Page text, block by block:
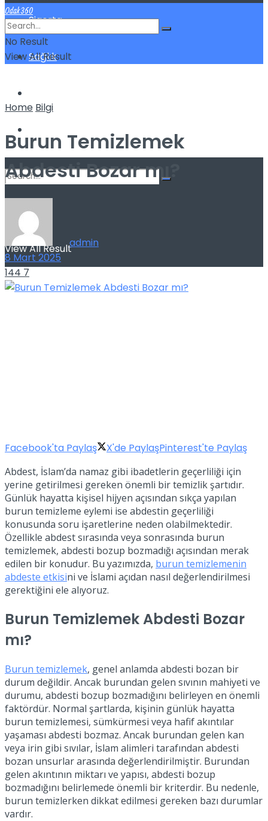
Sigorta
Sağlık
No Result
View All Result
Odak360
No Result
View All Result
Home Bilgi
Burun Temizlemek
Abdesti Bozar mı?
byadmin
8 Mart 2025
144 7
Facebook'ta Paylaş X'de PaylaşPinterest'te Paylaş
Abdest, İslam’da namaz gibi ibadetlerin geçerliliği için
yerine getirilmesi gereken önemli bir temizlik şartıdır.
Günlük hayatta kişisel hijyen açısından sıkça yapılan
burun temizleme eylemi ise abdestin geçerliliği
konusunda soru işaretlerine neden olabilmektedir.
Özellikle abdest sırasında veya sonrasında burun
temizlemek, abdesti bozup bozmadığı açısından merak
edilen bir konudur. Bu yazımızda, burun temizlemenin
abdeste etkisini ve İslami açıdan nasıl değerlendirilmesi
gerektiğini ele alıyoruz.
Burun Temizlemek Abdesti Bozar
mı?
Burun temizlemek, genel anlamda abdesti bozan bir
durum değildir. Ancak burundan gelen sıvının mahiyeti ve
durumu, abdesti bozup bozmadığını belirleyen en önemli
faktördür. Normal şartlarda, kişinin günlük hayatta
burun temizlemesi, sümkürmesi veya hafif akıntılar
yaşaması abdesti bozmaz. Ancak burundan gelen kan
veya irin gibi sıvılar, İslam alimleri tarafından abdesti
bozan unsurlar arasında değerlendirilmiştir. Burundan
gelen akıntının miktarı ve yapısı, abdesti bozup
bozmadığını belirlemede önemli bir kriterdir. Bu nedenle,
burun temizlerken dikkat edilmesi gereken bazı durumlar
vardır.